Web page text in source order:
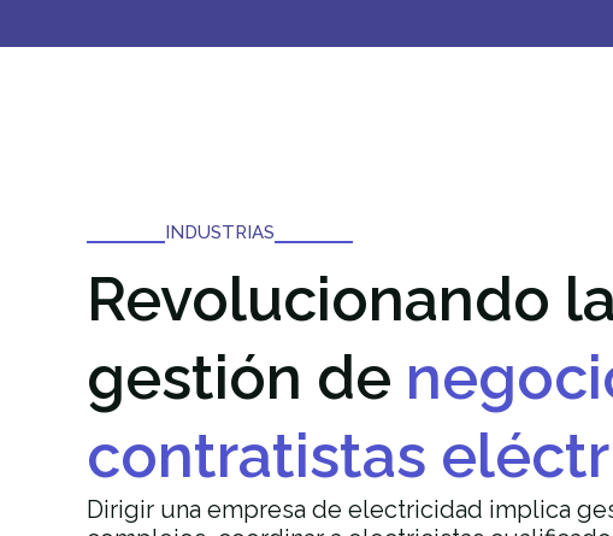
INDUSTRIAS
Revolucionando la
gestión de
contratistas
Dirigir una empresa de electricidad implica